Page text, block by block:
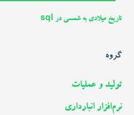
تاریخ میلادی به شمسی در sql
گروه
تولید و عملیات
نرم‌افزار انبارداری